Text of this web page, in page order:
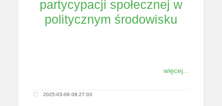
partycypacji społecznej w
politycznym środowisku
więcej...
2025-03-06 09:27:03